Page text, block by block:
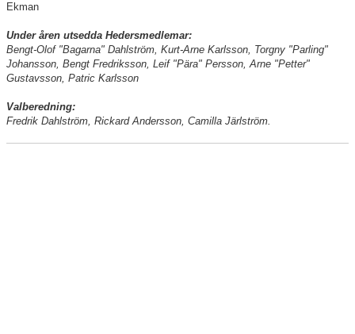
Blåvita tråden
Avgifter 2026
Idrottsparken
Maratontabell
Ekman
Under åren utsedda Hedersmedlemar:
Bengt-Olof "Bagarna" Dahlström, Kurt-Arne Karlsson, Torgny "Parling"
Johansson, Bengt Fredriksson, Leif "Pära" Persson, Arne "Petter"
Gustavsson, Patric Karlsson
Valberedning:
Fredrik Dahlström, Rickard Andersson, Camilla Järlström.